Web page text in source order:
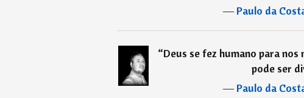
―Paulo da
“Deus se fez humano para
pode ser
―Paulo da